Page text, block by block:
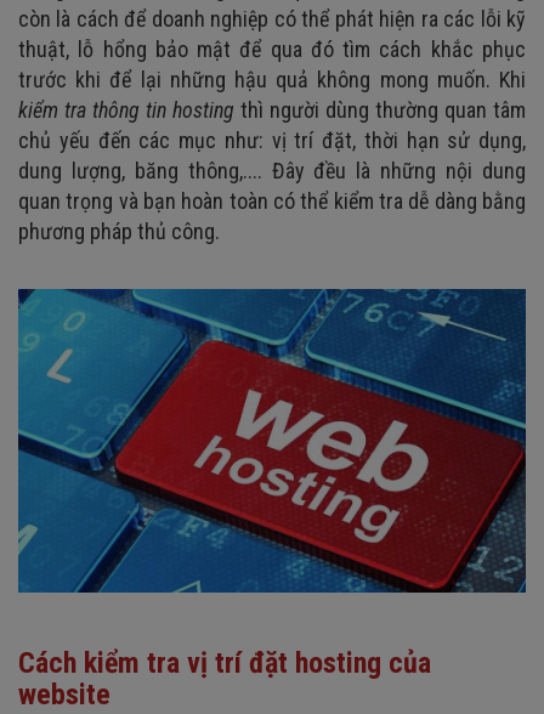
còn là cách để doanh nghiệp có thể phát hiện ra các lỗi kỹ
thuật, lỗ hổng bảo mật để qua đó tìm cách khắc phục
trước khi để lại những hậu quả không mong muốn. Khi
kiểm tra thông tin hosting thì người dùng thường quan tâm
chủ yếu đến các mục như: vị trí đặt, thời hạn sử dụng,
dung lượng, băng thông,.... Đây đều là những nội dung
quan trọng và bạn hoàn toàn có thể kiểm tra dễ dàng bằng
phương pháp thủ công.
Cách kiểm tra vị trí đặt hosting của
website